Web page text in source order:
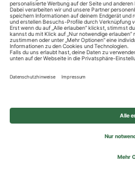
© 2026 REWE